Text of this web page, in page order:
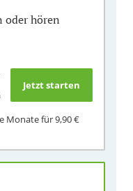
oder hören
Monate für9,90 €